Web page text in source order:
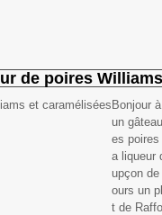
de poires
Bonjour
un
es poires
a liqueur
upçon
ours un
t de